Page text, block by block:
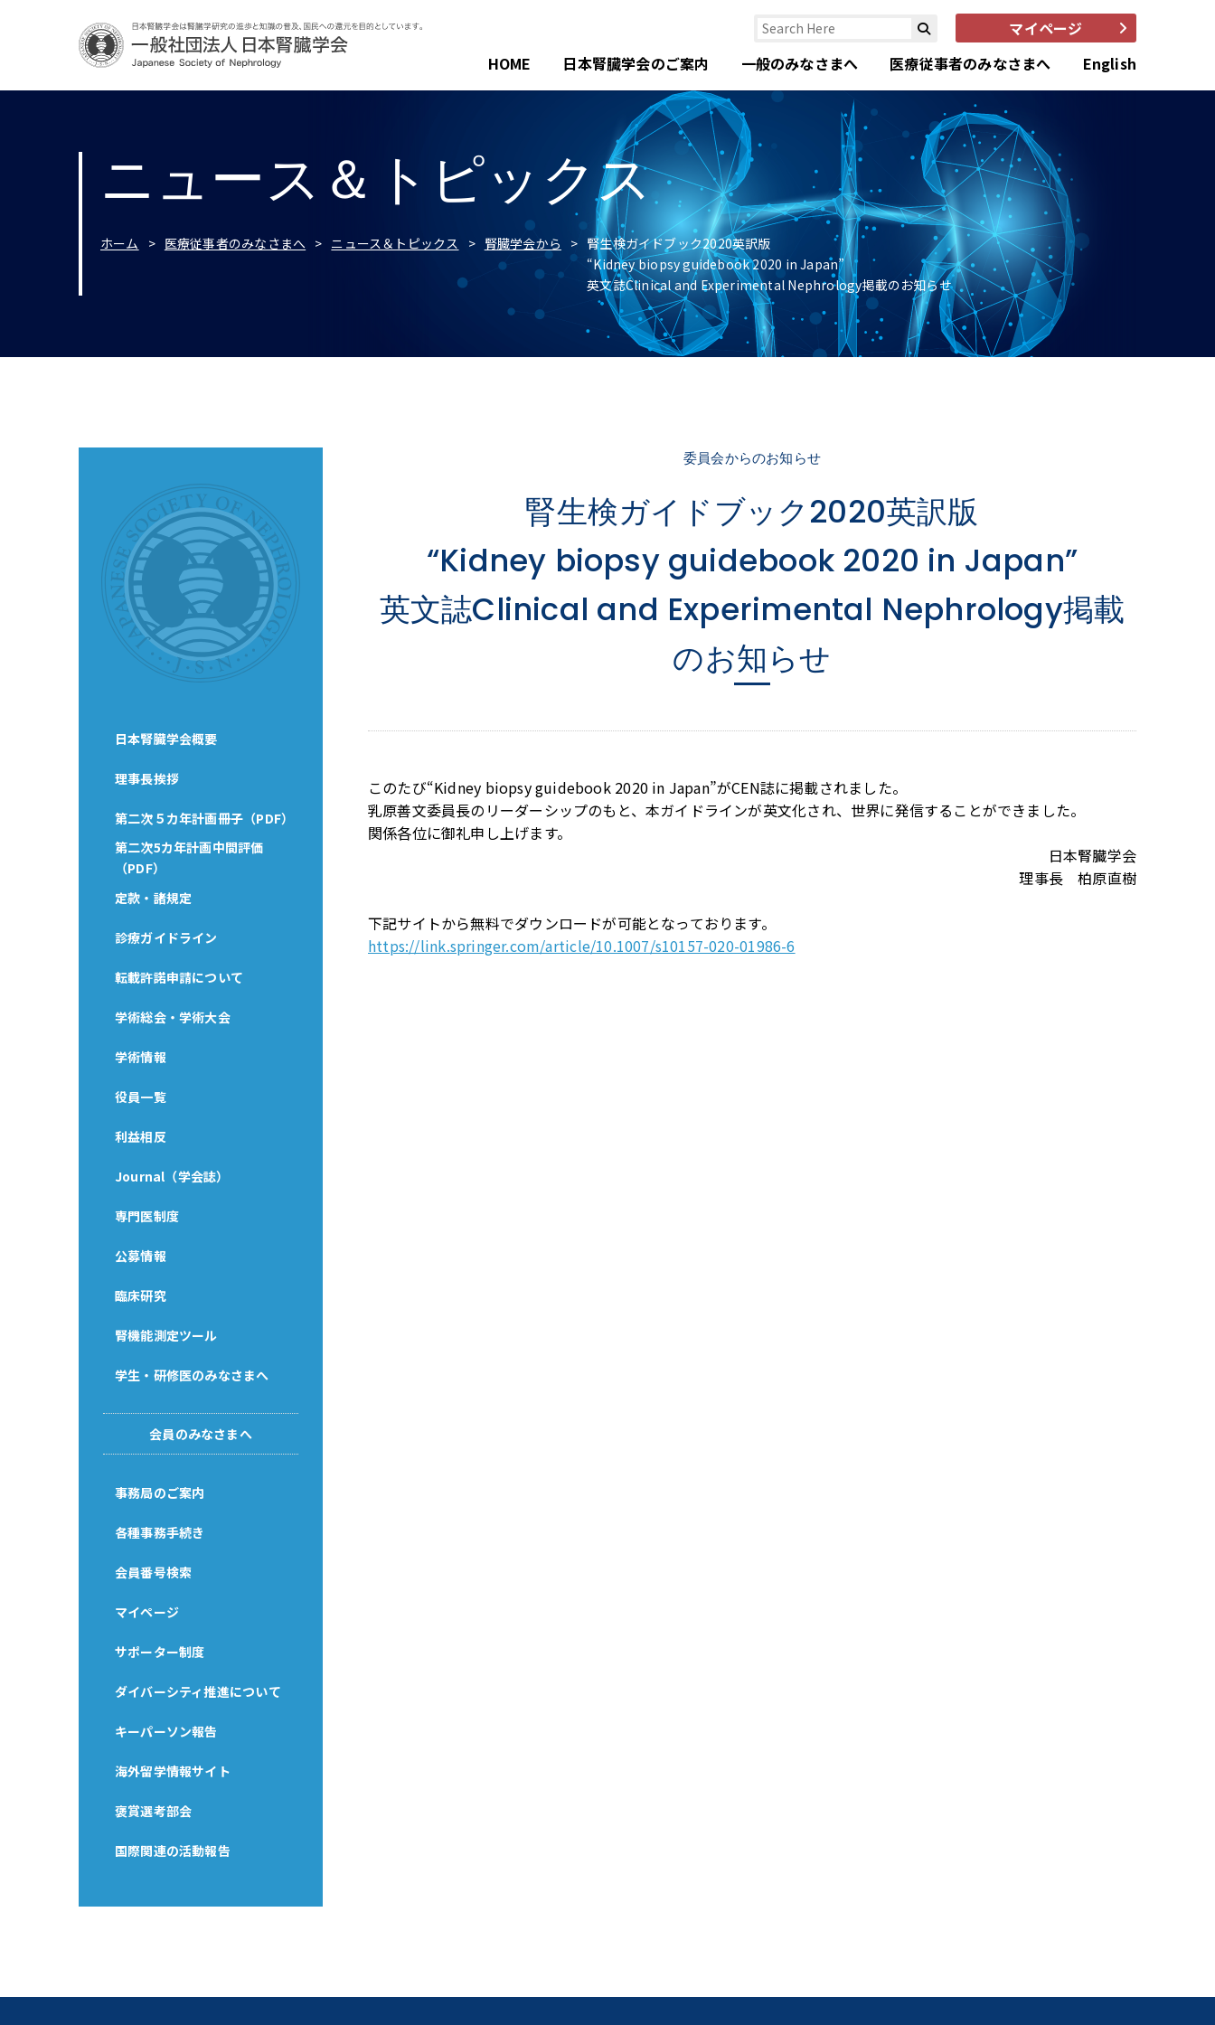
マイページ
HOME
日本腎臓学会のご案内 一般のみなさまへ 医療従事者のみなさまへ English
ニュース＆トピックス
ホーム 医療従事者のみなさまへ ニュース＆トピックス 腎臓学会から
腎生検ガイドブック2020英訳版
“Kidney biopsy guidebook 2020 in Japan”
英文誌Clinical and Experimental Nephrology掲載のお知らせ
日本腎臓学会概要
理事長挨拶
第二次５カ年計画冊子（PDF）
第二次5カ年計画中間評価
（PDF）
定款・諸規定
診療ガイドライン
転載許諾申請について
学術総会・学術大会
学術情報
役員一覧
利益相反
Journal（学会誌）
専門医制度
公募情報
臨床研究
腎機能測定ツール
学生・研修医のみなさまへ
会員のみなさまへ
事務局のご案内
各種事務手続き
会員番号検索
マイページ
サポーター制度
ダイバーシティ推進について
キーパーソン報告
海外留学情報サイト
褒賞選考部会
国際関連の活動報告
委員会からのお知らせ
腎生検ガイドブック2020英訳版
“Kidney biopsy guidebook 2020 in Japan”
英文誌Clinical and Experimental Nephrology掲載
のお知らせ
このたび“Kidney biopsy guidebook 2020 in Japan”がCEN誌に掲載されました。
乳原善文委員長のリーダーシップのもと、本ガイドラインが英文化され、世界に発信することができました。
関係各位に御礼申し上げます。
日本腎臓学会
理事長 柏原直樹
下記サイトから無料でダウンロードが可能となっております。
https://link.springer.com/article/10.1007/s10157-020-01986-6